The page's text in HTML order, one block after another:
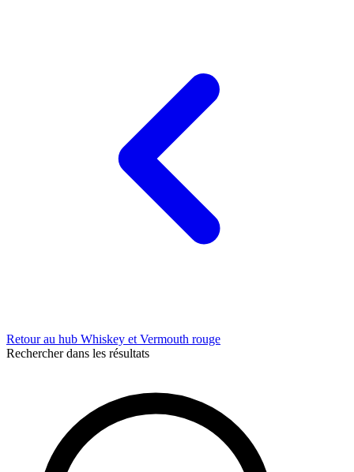
Retour au hub Whiskey et Vermouth rouge
Rechercher dans les résultats